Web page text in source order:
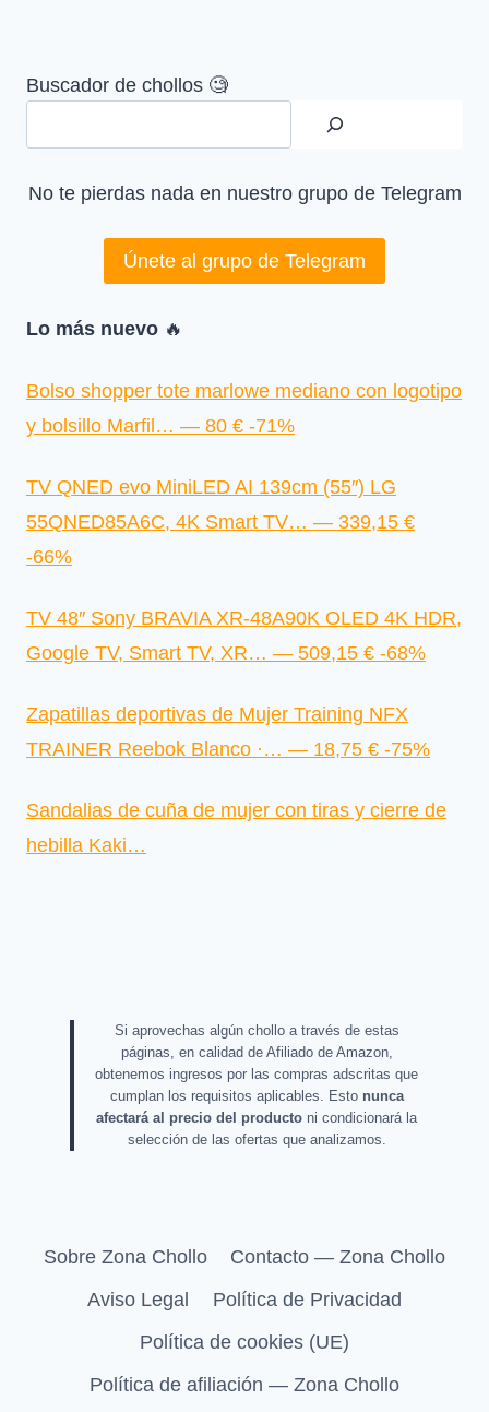
Buscador de chollos 🧐
No te pierdas nada en nuestro grupo de Telegram
Únete al grupo de Telegram
Lo más nuevo 🔥
Bolso shopper tote marlowe mediano con logotipo
y bolsillo Marfil… — 80 € -71%
TV QNED evo MiniLED AI 139cm (55″) LG
55QNED85A6C, 4K Smart TV… — 339,15 €
-66%
TV 48″ Sony BRAVIA XR-48A90K OLED 4K HDR,
Google TV, Smart TV, XR… — 509,15 € -68%
Zapatillas deportivas de Mujer Training NFX
TRAINER Reebok Blanco ·… — 18,75 € -75%
Sandalias de cuña de mujer con tiras y cierre de
hebilla Kaki…
Si aprovechas algún chollo a través de estas
páginas, en calidad de Afiliado de Amazon,
obtenemos ingresos por las compras adscritas que
cumplan los requisitos aplicables. Esto nunca
afectará al precio del producto ni condicionará la
selección de las ofertas que analizamos.
Sobre Zona Chollo
Contacto — Zona Chollo
Aviso Legal
Política de Privacidad
Política de cookies (UE)
Política de afiliación — Zona Chollo